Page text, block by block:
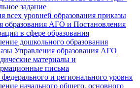
задание
уровней образования приказы
образования АГО и Постановления
в сфере образования
дошкольного образования
Управления образования АГО
материалы и
письма
и регионального уровня
начального общего, основного